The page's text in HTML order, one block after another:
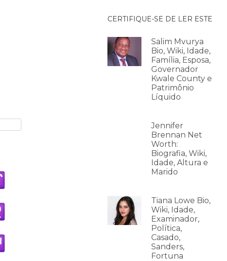
CERTIFIQUE-SE DE LER ESTE
Salim Mvurya
Bio, Wiki, Idade,
Família, Esposa,
Governador
Kwale County e
Patrimônio
Líquido
Jennifer
Brennan Net
Worth:
Biografia, Wiki,
Idade, Altura e
Marido
Tiana Lowe Bio,
Wiki, Idade,
Examinador,
Política,
Casado,
Sanders,
Fortuna